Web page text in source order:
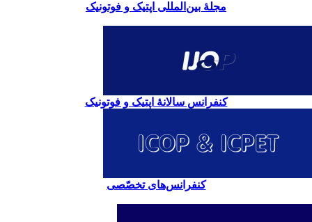
مجلۀ بین‌المللی اپتیک و فوتونیک
کنفرانس سالانۀ اپتیک و فوتونیک
کنفرانس‌های تخصّصی